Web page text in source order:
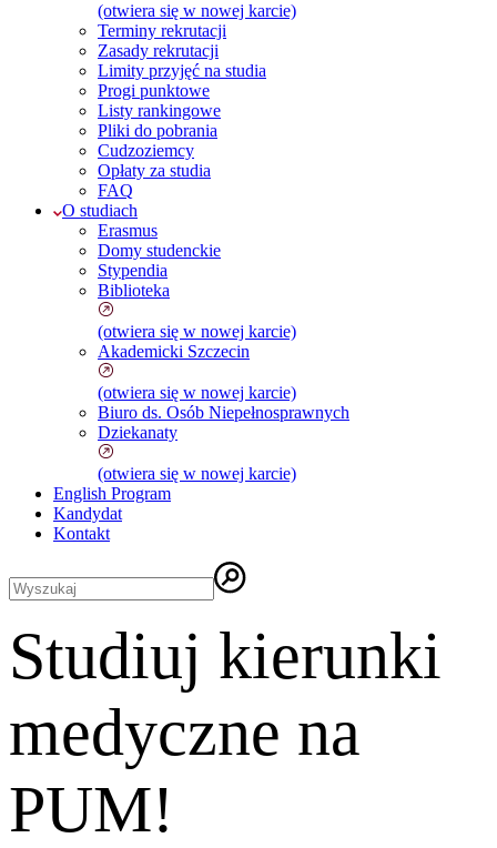
(otwiera się w nowej karcie)
Terminy rekrutacji
Zasady rekrutacji
Limity przyjęć na studia
Progi punktowe
Listy rankingowe
Pliki do pobrania
Cudzoziemcy
Opłaty za studia
FAQ
O studiach
Erasmus
Domy studenckie
Stypendia
Biblioteka
(otwiera się w nowej karcie)
Akademicki Szczecin
(otwiera się w nowej karcie)
Biuro ds. Osób Niepełnosprawnych
Dziekanaty
(otwiera się w nowej karcie)
English Program
Kandydat
Kontakt
Studiuj kierunki
medyczne na
PUM!